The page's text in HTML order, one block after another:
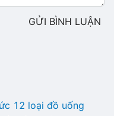
GỬI BÌNH LUẬN
12 loại đồ uống